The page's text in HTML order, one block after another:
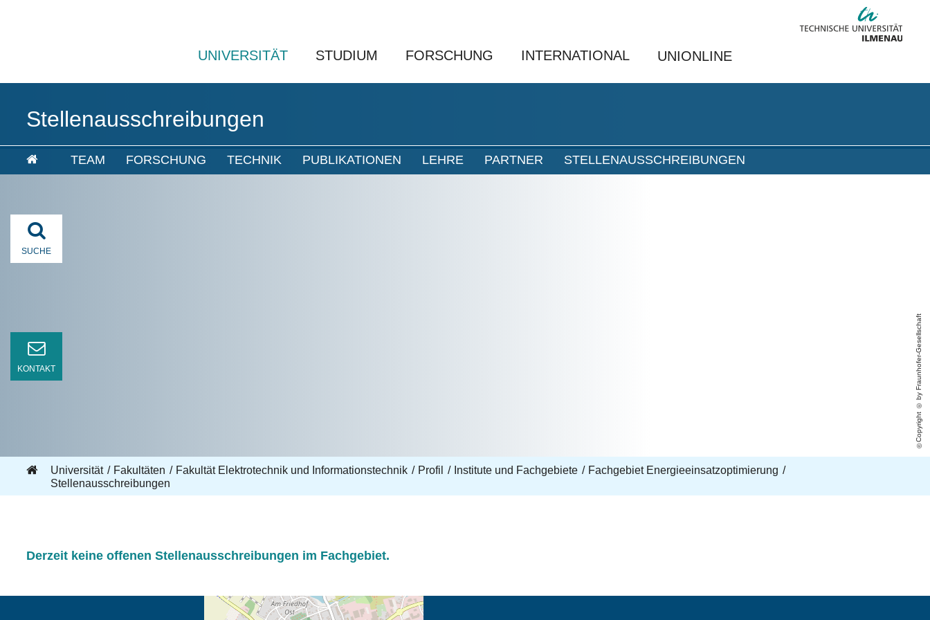
UNIVERSITÄT STUDIUM FORSCHUNG INTERNATIONAL UNIONLINE
Stellenausschreibungen
TEAM FORSCHUNG TECHNIK PUBLIKATIONEN LEHRE PARTNER STELLENAUSSCHREIBUNGEN
Copyright © by Fraunhofer-Gesellschaft
SUCHE
KONTAKT
Universität Fakultäten Fakultät Elektrotechnik und Informationstechnik Profil Institute und Fachgebiete
Fachgebiet Energieeinsatzoptimierung
Stellenausschreibungen
Derzeit keine offenen Stellenausschreibungen im Fachgebiet.
Öffnet die Anfahrtsbeschreibung in neuem
Tab (Karte)